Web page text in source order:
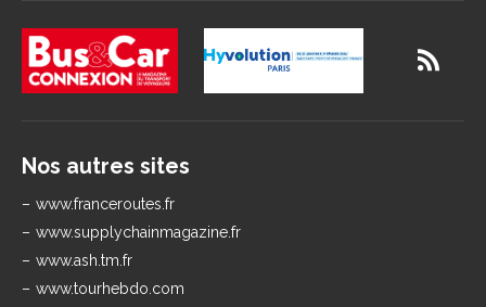
Nos autres sites
www.franceroutes.fr
www.supplychainmagazine.fr
www.ash.tm.fr
www.tourhebdo.com